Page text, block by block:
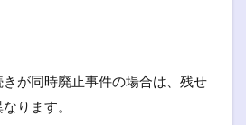
が同時廃止事件の場合は、残せ
ります。